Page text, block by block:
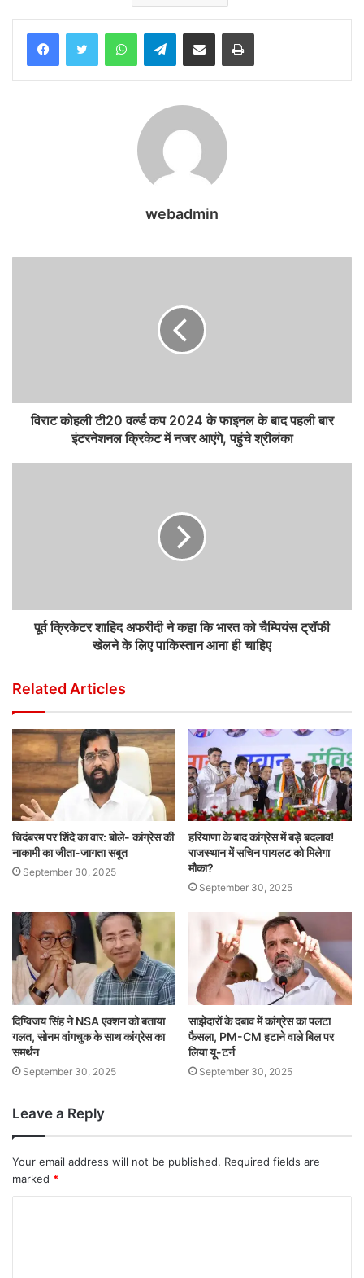
WhatsAppTelegramShare via Email Print
webadmin
विराट कोहली टी20 वर्ल्ड कप 2024 के फाइनल के बाद पहली बार
इंटरनेशनल क्रिकेट में नजर आएंगे, पहुंचे श्रीलंका
पूर्व क्रिकेटर शाहिद अफरीदी ने कहा कि भारत को चैम्पियंस ट्रॉफी
खेलने के लिए पाकिस्तान आना ही चाहिए
Related Articles
चिदंबरम पर शिंदे का वार: बोले- कांग्रेस की
नाकामी का जीता-जागता सबूत
September 30, 2025
हरियाणा के बाद कांग्रेस में बड़े बदलाव!
राजस्थान में सचिन पायलट को मिलेगा
मौका?
September 30, 2025
दिग्विजय सिंह ने NSA एक्शन को बताया
गलत, सोनम वांगचुक के साथ कांग्रेस का
समर्थन
September 30, 2025
साझेदारों के दबाव में कांग्रेस का पलटा
फैसला, PM-CM हटाने वाले बिल पर
लिया यू-टर्न
September 30, 2025
Leave a Reply
Your email address will not be published. Required fields are
marked *